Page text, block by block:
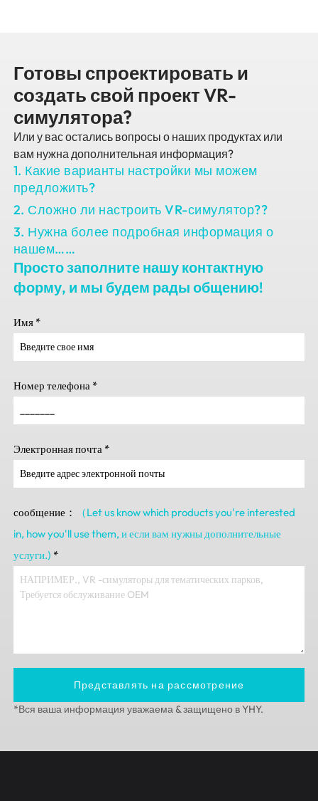
Готовы спроектировать и
создать свой проект VR-
симулятора?
Или у вас остались вопросы о наших продуктах или
вам нужна дополнительная информация?
1. Какие варианты настройки мы можем
предложить?
2. Сложно ли настроить VR-симулятор??
3. Нужна более подробная информация о
нашем……
Просто заполните нашу контактную
форму, и мы будем рады общению!
Имя *
Номер телефона *
Электронная почта *
сообщение：
（Let us know which products you're interested
in, how you'll use them, и если вам нужны дополнительные
услуги.) *
Представлять на рассмотрение
*Вся ваша информация уважаема & защищено в YHY.